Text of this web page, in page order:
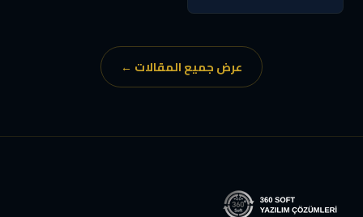
عرض جميع المقالات ←